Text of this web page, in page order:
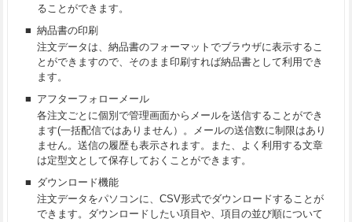
ることができます。
■ 納品書の印刷
注文データは、納品書のフォーマットでブラウザに表示するこ
とができますので、そのまま印刷すれば納品書として利用でき
ます。
■ アフターフォローメール
各注文ごとに個別で管理画面からメールを送信することができ
ます(一括配信ではありません）。メールの送信数に制限はあり
ません。送信の履歴も表示されます。また、よく利用する文章
は定型文として保存しておくことができます。
■ ダウンロード機能
注文データをパソコンに、CSV形式でダウンロードすることが
できます。ダウンロードしたい項目や、項目の並び順について